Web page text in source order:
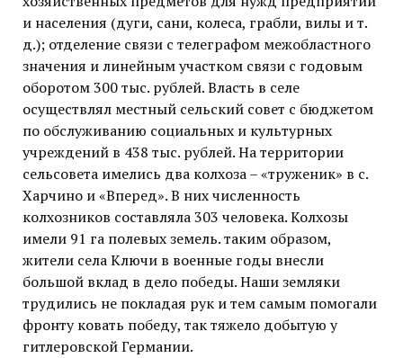
и населения (дуги, сани, колеса, грабли, вилы и т.
д.); отделение связи с телеграфом межобластного
значения и линейным участком связи с годовым
оборотом 300 тыс. рублей. Власть в селе
осуществлял местный сельский совет с бюджетом
по обслуживанию социальных и культурных
учреждений в 438 тыс. рублей. На территории
сельсовета имелись два колхоза – «труженик» в с.
Харчино и «Вперед». В них численность
колхозников составляла 303 человека. Колхозы
имели 91 га полевых земель. таким образом,
жители села Ключи в военные годы внесли
большой вклад в дело победы. Наши земляки
трудились не покладая рук и тем самым помогали
фронту ковать победу, так тяжело добытую у
гитлеровской Германии.